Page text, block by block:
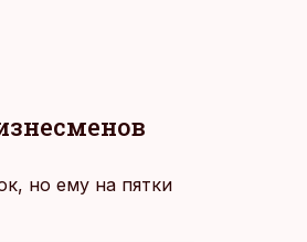
но ему на пятки